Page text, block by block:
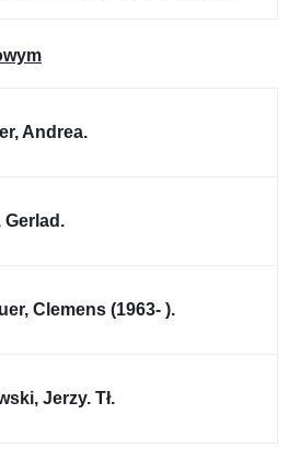
Andrea.
Gerlad.
Clemens (1963- ).
Jerzy. Tł.